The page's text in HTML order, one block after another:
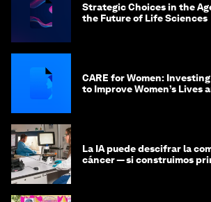
Strategic Choices in the
the Future of Life Sciences
CARE for Women:
to Improve Women’s Lives
La IA puede descifrar la
cáncer — si construimos